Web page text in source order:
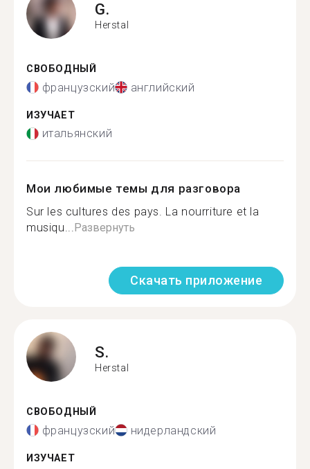
G.
Herstal
СВОБОДНЫЙ
французский английский
ИЗУЧАЕТ
итальянский
Мои любимые темы для разговора
Sur les cultures des pays. La nourriture et la
musiqu...Развернуть
Скачать приложение
S.
Herstal
СВОБОДНЫЙ
французский нидерландский
ИЗУЧАЕТ